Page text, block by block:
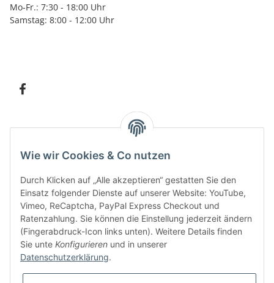
Mo-Fr.: 7:30 - 18:00 Uhr
Samstag: 8:00 - 12:00 Uhr
Bitte senden Sie mir entsprechend IhrerDatenschutzerklärungregelmäßig und
jederzeit widerruflich Informationen zu Ihrem Produktsortiment per E-Mail zu.
Wie wir Cookies & Co nutzen
Durch Klicken auf „Alle akzeptieren“ gestatten Sie den
Einsatz folgender Dienste auf unserer Website: YouTube,
Vimeo, ReCaptcha, PayPal Express Checkout und
Ratenzahlung. Sie können die Einstellung jederzeit ändern
(Fingerabdruck-Icon links unten). Weitere Details finden
Sie unte Konfigurieren und in unserer
Datenschutzerklärung.